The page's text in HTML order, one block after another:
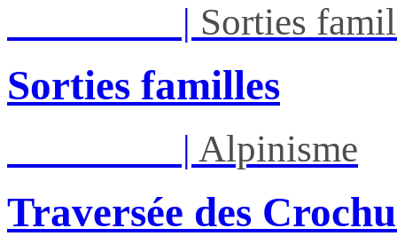
| Sorties
Sorties familles
| Alpinisme
Traversée des